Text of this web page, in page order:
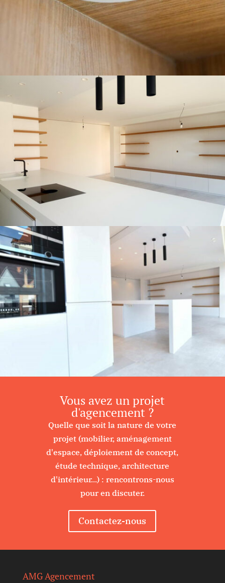
Vous avez un projet
d'agencement ?
Quelle que soit la nature de votre
projet (mobilier, aménagement
d'espace, déploiement de concept,
étude technique, architecture
d'intérieur...) : rencontrons-nous
pour en discuter.
Contactez-nous
AMG Agencement